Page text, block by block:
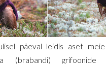
päeval leidis aset
(brabandi) grifoonide